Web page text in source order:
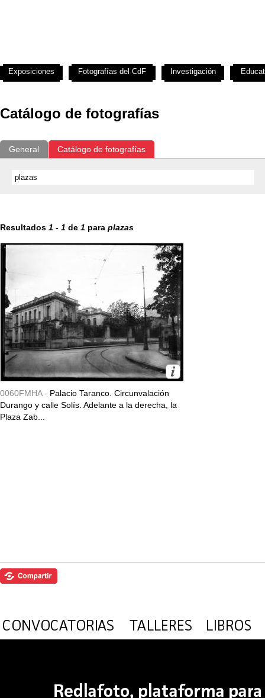
Catálogo de fotografías
General Catálogo de fotografías
Resultados 1 - 1 de 1 para plazas
0060FMHA - Palacio Taranco. Circunvalación
Durango y calle Solís. Adelante a la derecha, la
Plaza Zab...
Exposiciones Fotografías del CdF Investigación